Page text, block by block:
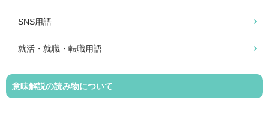
SNS用語
就活・就職・転職用語
意味解説の読み物について